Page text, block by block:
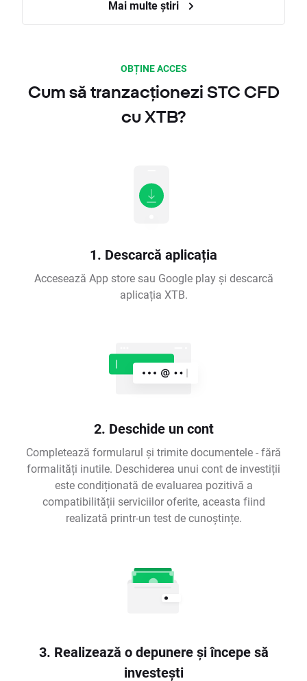
Mai multe știri
OBȚINE ACCES
Cum să tranzacționezi STC CFD
cu XTB?
1. Descarcă aplicația
Accesează App store sau Google play și descarcă
aplicația XTB.
2. Deschide un cont
Completează formularul și trimite documentele - fără
formalități inutile. Deschiderea unui cont de investiții
este condiționată de evaluarea pozitivă a
compatibilității serviciilor oferite, aceasta fiind
realizată printr-un test de cunoștințe.
3. Realizează o depunere și începe să
investești